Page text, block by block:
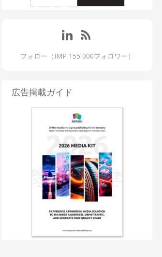
フォロー（IMP 155 000フォロワー）
広告掲載ガイド